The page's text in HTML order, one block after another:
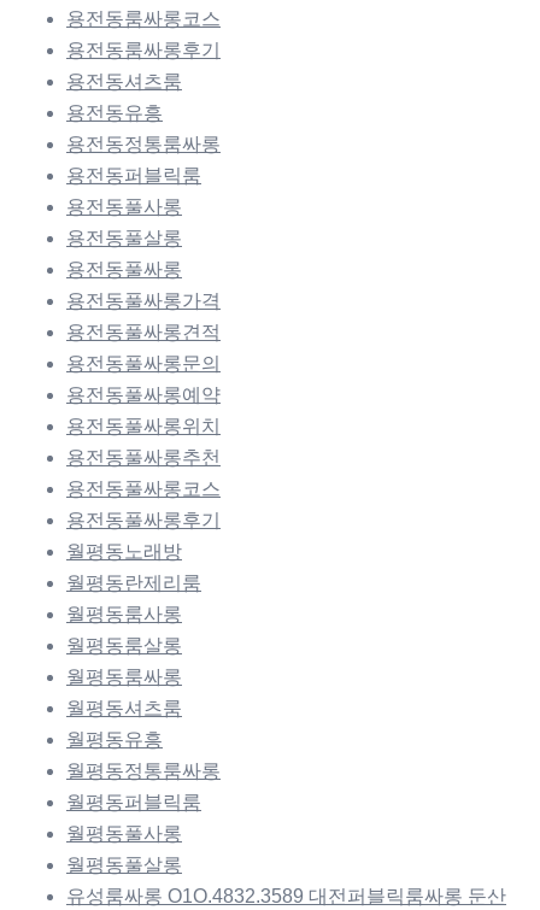
용전동룸싸롱코스
용전동룸싸롱후기
용전동셔츠룸
용전동유흥
용전동정통룸싸롱
용전동퍼블릭룸
용전동풀사롱
용전동풀살롱
용전동풀싸롱
용전동풀싸롱가격
용전동풀싸롱견적
용전동풀싸롱문의
용전동풀싸롱예약
용전동풀싸롱위치
용전동풀싸롱추천
용전동풀싸롱코스
용전동풀싸롱후기
월평동노래방
월평동란제리룸
월평동룸사롱
월평동룸살롱
월평동룸싸롱
월평동셔츠룸
월평동유흥
월평동정통룸싸롱
월평동퍼블릭룸
월평동풀사롱
월평동풀살롱
유성룸싸롱 O1O.4832.3589 대전퍼블릭룸싸롱 둔산